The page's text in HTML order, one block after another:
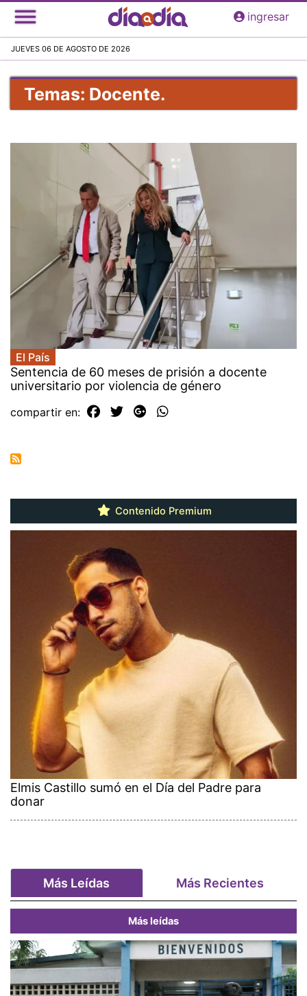
Pasar
al
principal
ingresar
JUEVES 06 DE AGOSTO DE 2026
Temas: Docente.
El País
Sentencia de 60 meses de prisión a docente
universitario por violencia de género
compartir en:
Contenido Premium
Elmis Castillo sumó en el Día del Padre para
donar
Más Leídas Más Recientes
Más leídas